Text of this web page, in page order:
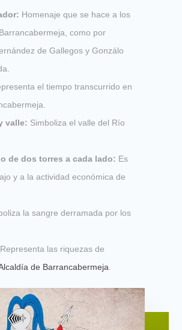
Homenaje que se hace a los
como por
de Gallegos y Gonzálo
el tiempo transcurrido en
valle: Simboliza el valle del Río
de dos torres a cada lado: Es
y a la actividad económica de
la sangre derramada por los
Representa las riquezas de
de Barrancabermeja